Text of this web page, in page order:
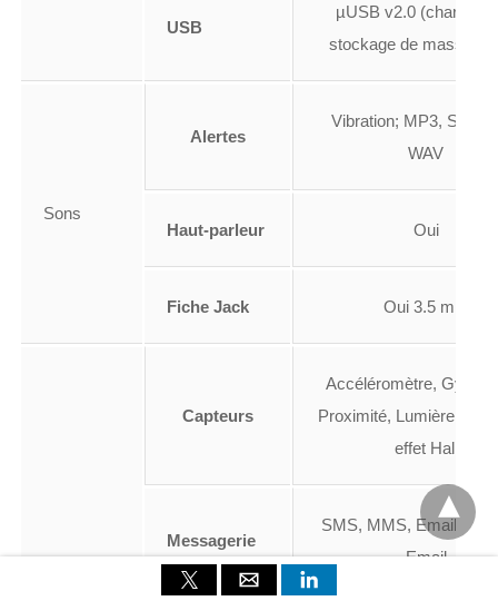
USB
µUSB v2.0
stockage de masse,
Sons
Alertes
Vibration; MP3,
WAV
Haut-parleur Oui
Fiche Jack Oui 3.5 mm
Capteurs
Accéléromètre,
Proximité, Lumière,
effet Hall
Messagerie
SMS, MMS, Email, IM,
Email